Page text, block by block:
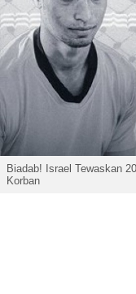
Biadab! Israel Tewaskan
Korban